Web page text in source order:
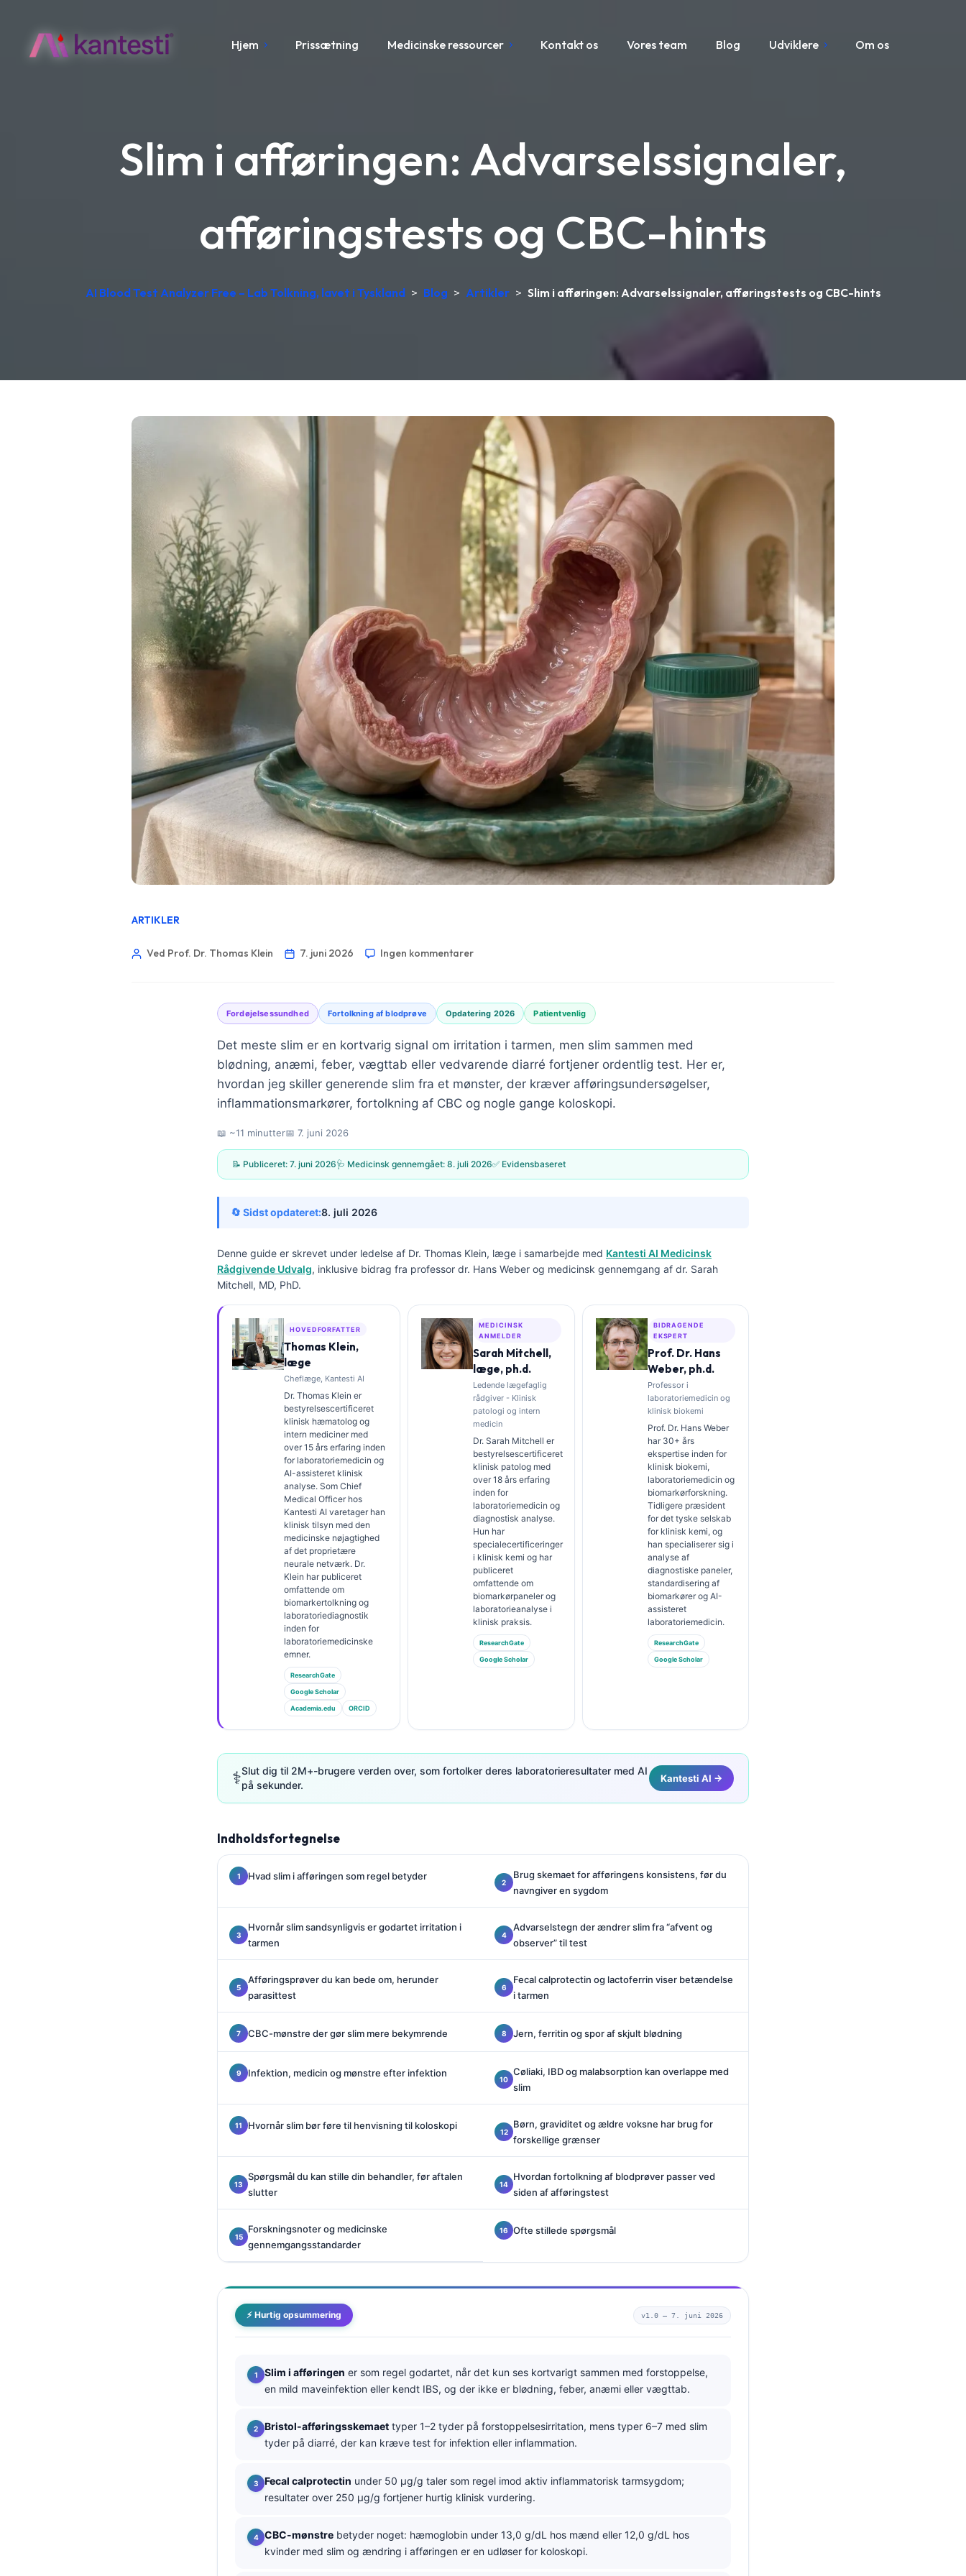
Hjem Prissætning Medicinske ressourcer Kontakt os Vores team Blog Udviklere Om os
Slim i afføringen: Advarselssignaler,
afføringstests og CBC-hints
AI Blood Test Analyzer Free – Lab Tolkning, lavet i Tyskland > Blog > Artikler > Slim i afføringen: Advarselssignaler, afføringstests og CBC-hints
ARTIKLER
Ved Prof. Dr. Thomas Klein 7. juni 2026 Ingen kommentarer
Fordøjelsessundhed Fortolkning af blodprøve Opdatering 2026 Patientvenlig
Det meste slim er en kortvarig signal om irritation i tarmen, men slim sammen med
blødning, anæmi, feber, vægttab eller vedvarende diarré fortjener ordentlig test. Her er,
hvordan jeg skiller generende slim fra et mønster, der kræver afføringsundersøgelser,
inflammationsmarkører, fortolkning af CBC og nogle gange koloskopi.
📖 ~11 minutter📅 7. juni 2026
📝 Publiceret: 7. juni 2026🩺 Medicinsk gennemgået: 8. juli 2026✅ Evidensbaseret
🔄 Sidst opdateret:8. juli 2026
Denne guide er skrevet under ledelse af Dr. Thomas Klein, læge i samarbejde med Kantesti AI Medicinsk
Rådgivende Udvalg, inklusive bidrag fra professor dr. Hans Weber og medicinsk gennemgang af dr. Sarah
Mitchell, MD, PhD.
HOVEDFORFATTER
Thomas Klein,
læge
Cheflæge, Kantesti AI
Dr. Thomas Klein er
bestyrelsescertificeret
klinisk hæmatolog og
intern mediciner med
over 15 års erfaring inden
for laboratoriemedicin og
AI-assisteret klinisk
analyse. Som Chief
Medical Officer hos
Kantesti AI varetager han
klinisk tilsyn med den
medicinske nøjagtighed
af det proprietære
neurale netværk. Dr.
Klein har publiceret
omfattende om
biomarkertolkning og
laboratoriediagnostik
inden for
laboratoriemedicinske
emner.
ResearchGate
Google Scholar
Academia.edu ORCID
MEDICINSK
ANMELDER
Sarah Mitchell,
læge, ph.d.
Ledende lægefaglig
rådgiver - Klinisk
patologi og intern
medicin
Dr. Sarah Mitchell er
bestyrelsescertificeret
klinisk patolog med
over 18 års erfaring
inden for
laboratoriemedicin og
diagnostisk analyse.
Hun har
specialecertificeringer
i klinisk kemi og har
publiceret
omfattende om
biomarkørpaneler og
laboratorieanalyse i
klinisk praksis.
ResearchGate
Google Scholar
BIDRAGENDE
EKSPERT
Prof. Dr. Hans
Weber, ph.d.
Professor i
laboratoriemedicin og
klinisk biokemi
Prof. Dr. Hans Weber
har 30+ års
ekspertise inden for
klinisk biokemi,
laboratoriemedicin og
biomarkørforskning.
Tidligere præsident
for det tyske selskab
for klinisk kemi, og
han specialiserer sig i
analyse af
diagnostiske paneler,
standardisering af
biomarkører og AI-
assisteret
laboratoriemedicin.
ResearchGate
Google Scholar
⚕️Slut dig til 2M+-brugere verden over, som fortolker deres laboratorieresultater med AI
på sekunder.
Kantesti AI →
Indholdsfortegnelse
Hvad slim i afføringen som regel betyder
Brug skemaet for afføringens konsistens, før du
navngiver en sygdom
Hvornår slim sandsynligvis er godartet irritation i
tarmen
Advarselstegn der ændrer slim fra “afvent og
observer” til test
Afføringsprøver du kan bede om, herunder
parasittest
Fecal calprotectin og lactoferrin viser betændelse
i tarmen
CBC-mønstre der gør slim mere bekymrende Jern, ferritin og spor af skjult blødning
Infektion, medicin og mønstre efter infektion
Cøliaki, IBD og malabsorption kan overlappe med
slim
Hvornår slim bør føre til henvisning til koloskopi
Børn, graviditet og ældre voksne har brug for
forskellige grænser
Spørgsmål du kan stille din behandler, før aftalen
slutter
Hvordan fortolkning af blodprøver passer ved
siden af afføringstest
Forskningsnoter og medicinske
gennemgangsstandarder
Ofte stillede spørgsmål
⚡ Hurtig opsummering v1.0 — 7. juni 2026
Slim i afføringen er som regel godartet, når det kun ses kortvarigt sammen med forstoppelse,
en mild maveinfektion eller kendt IBS, og der ikke er blødning, feber, anæmi eller vægttab.
Bristol-afføringsskemaet typer 1–2 tyder på forstoppelsesirritation, mens typer 6–7 med slim
tyder på diarré, der kan kræve test for infektion eller inflammation.
Fecal calprotectin under 50 µg/g taler som regel imod aktiv inflammatorisk tarmsygdom;
resultater over 250 µg/g fortjener hurtig klinisk vurdering.
CBC-mønstre betyder noget: hæmoglobin under 13,0 g/dL hos mænd eller 12,0 g/dL hos
kvinder med slim og ændring i afføringen er en udløser for koloskopi.